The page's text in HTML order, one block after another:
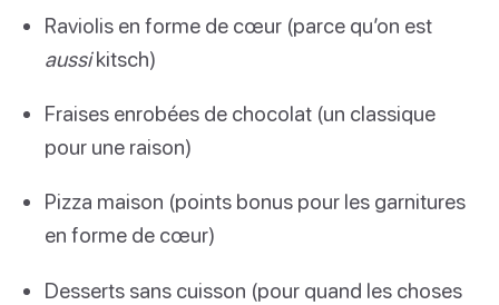
Raviolis en forme de cœur (parce qu’on est
aussikitsch)
Fraises enrobées de chocolat (un classique
pour une raison)
Pizza maison (points bonus pour les garnitures
en forme de cœur)
Desserts sans cuisson (pour quand les choses